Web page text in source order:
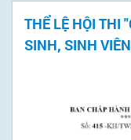
THỂ LỆ HỘI THI
SINH, SINH